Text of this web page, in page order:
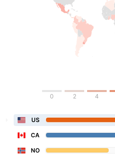
0 2 4
US
CA
NO